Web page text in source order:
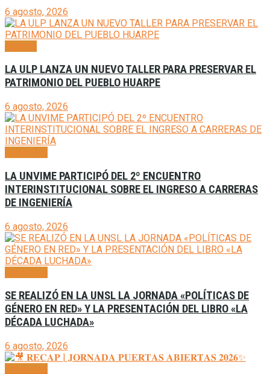
6 agosto, 2026
LA ULP LANZA UN NUEVO TALLER PARA PRESERVAR EL
PATRIMONIO DEL PUEBLO HUARPE
6 agosto, 2026
LA UNVIME PARTICIPÓ DEL 2º ENCUENTRO
INTERINSTITUCIONAL SOBRE EL INGRESO A CARRERAS
DE INGENIERÍA
6 agosto, 2026
SE REALIZÓ EN LA UNSL LA JORNADA «POLÍTICAS DE
GÉNERO EN RED» Y LA PRESENTACIÓN DEL LIBRO «LA
DÉCADA LUCHADA»
6 agosto, 2026